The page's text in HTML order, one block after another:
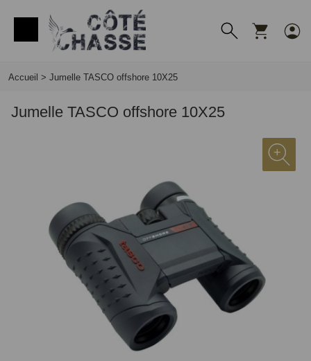
Accueil > Jumelle TASCO offshore 10X25
Jumelle TASCO offshore 10X25